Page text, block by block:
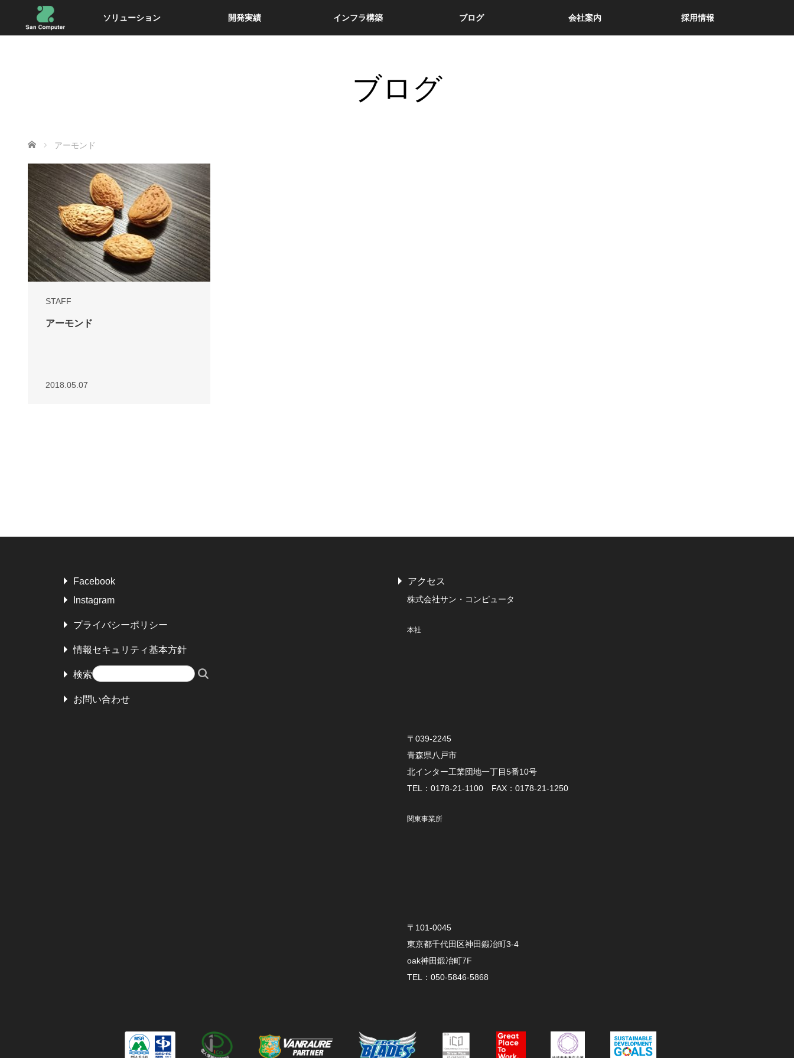
ソリューション 開発実績 インフラ構築 ブログ 会社案内 採用情報
ブログ
ホーム アーモンド
STAFF
アーモンド
2018.05.07
Facebook
Instagram
プライバシーポリシー
情報セキュリティ基本方針
検索
お問い合わせ
アクセス
株式会社サン・コンピュータ
本社
〒039-2245
青森県八戸市
北インター工業団地一丁目5番10号
TEL：0178-21-1100 FAX：0178-21-1250
関東事業所
〒101-0045
東京都千代田区神田鍛冶町3-4
oak神田鍛冶町7F
TEL：050-5846-5868